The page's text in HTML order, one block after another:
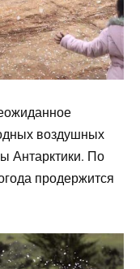
воздушных
Антарктики. По
продержится